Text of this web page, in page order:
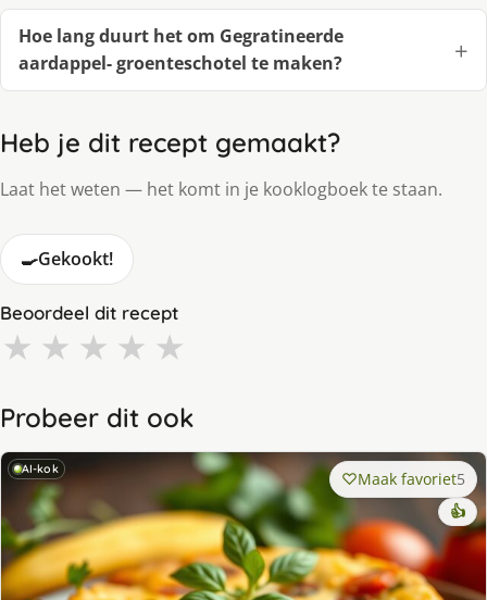
Hoe lang duurt het om Gegratineerde
aardappel- groenteschotel te maken?
Heb je dit recept gemaakt?
Laat het weten — het komt in je kooklogboek te staan.
🍳Gekookt!
Beoordeel dit recept
★ ★ ★ ★ ★
Probeer dit ook
AI-kok Maak favoriet5
👍